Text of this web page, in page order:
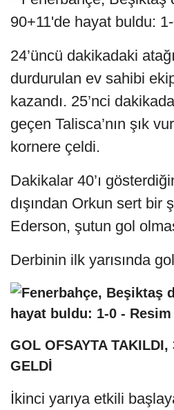
24’üncü dakikadaki
durdurulan ev sahibi
kazandı. 25’nci
geçen Talisca’nın şık
kornere çeldi.
Dakikalar 40’ı
dışından Orkun sert bir
Ederson, şutun gol
Derbinin ilk yarısında
GOL OFSAYTA TAKILDI,
GELDİ
İkinci yarıya etkili